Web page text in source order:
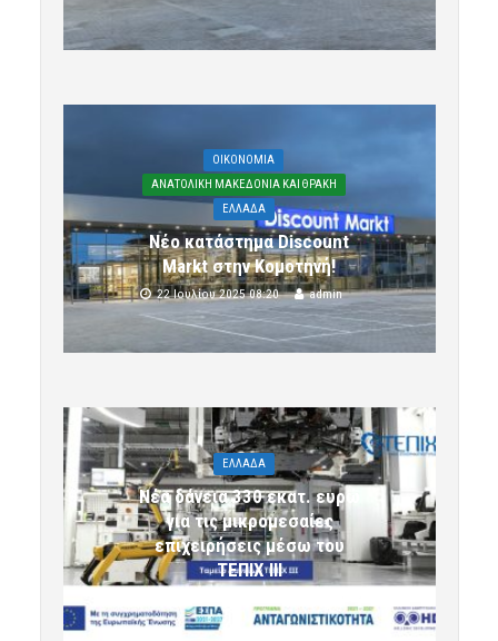
OIKONOMIA
ΑΝΑΤΟΛΙΚΗ ΜΑΚΕΔΟΝΙΑ ΚΑΙ ΘΡΑΚΗ
ΕΛΛΑΔΑ
Νέο κατάστημα Discount
Markt στην Κομοτηνή!
22 Ιουλίου 2025 08:20 admin
ΕΛΛΑΔΑ
Νέα δάνεια 330 εκατ. ευρώ
για τις μικρομεσαίες
επιχειρήσεις μέσω του
ΤΕΠΙΧ ΙΙΙ